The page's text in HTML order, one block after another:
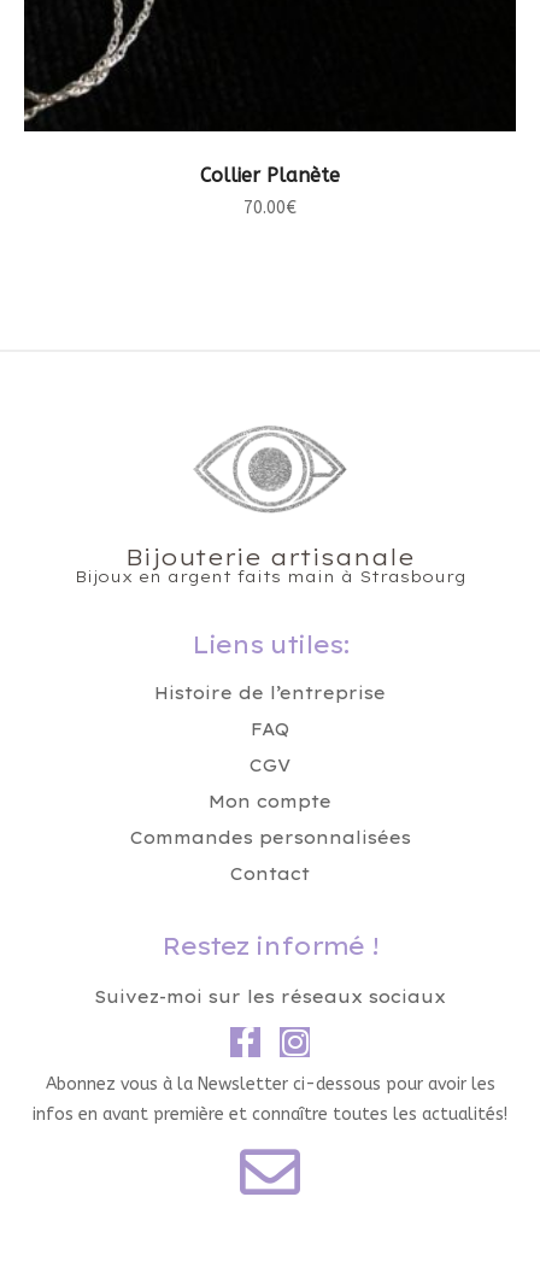
CHOIX DES OPTIONS
Collier Planète
70.00€
Bijouterie artisanale
Bijoux en argent faits main à Strasbourg
Liens utiles:
Histoire de l’entreprise
FAQ
CGV
Mon compte
Commandes personnalisées
Contact
Restez informé !
Suivez-moi sur les réseaux sociaux
Abonnez vous à la Newsletter ci-dessous pour avoir les
infos en avant première et connaître toutes les actualités!